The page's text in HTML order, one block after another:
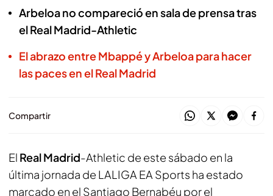
Arbeloa no compareció en sala de prensa tras
el Real Madrid-Athletic
El abrazo entre Mbappé y Arbeloa para hacer
las paces en el Real Madrid
Compartir
El Real Madrid-Athletic de este sábado en la
última jornada de LALIGA EA Sports ha estado
marcado en el Santiago Bernabéu por el